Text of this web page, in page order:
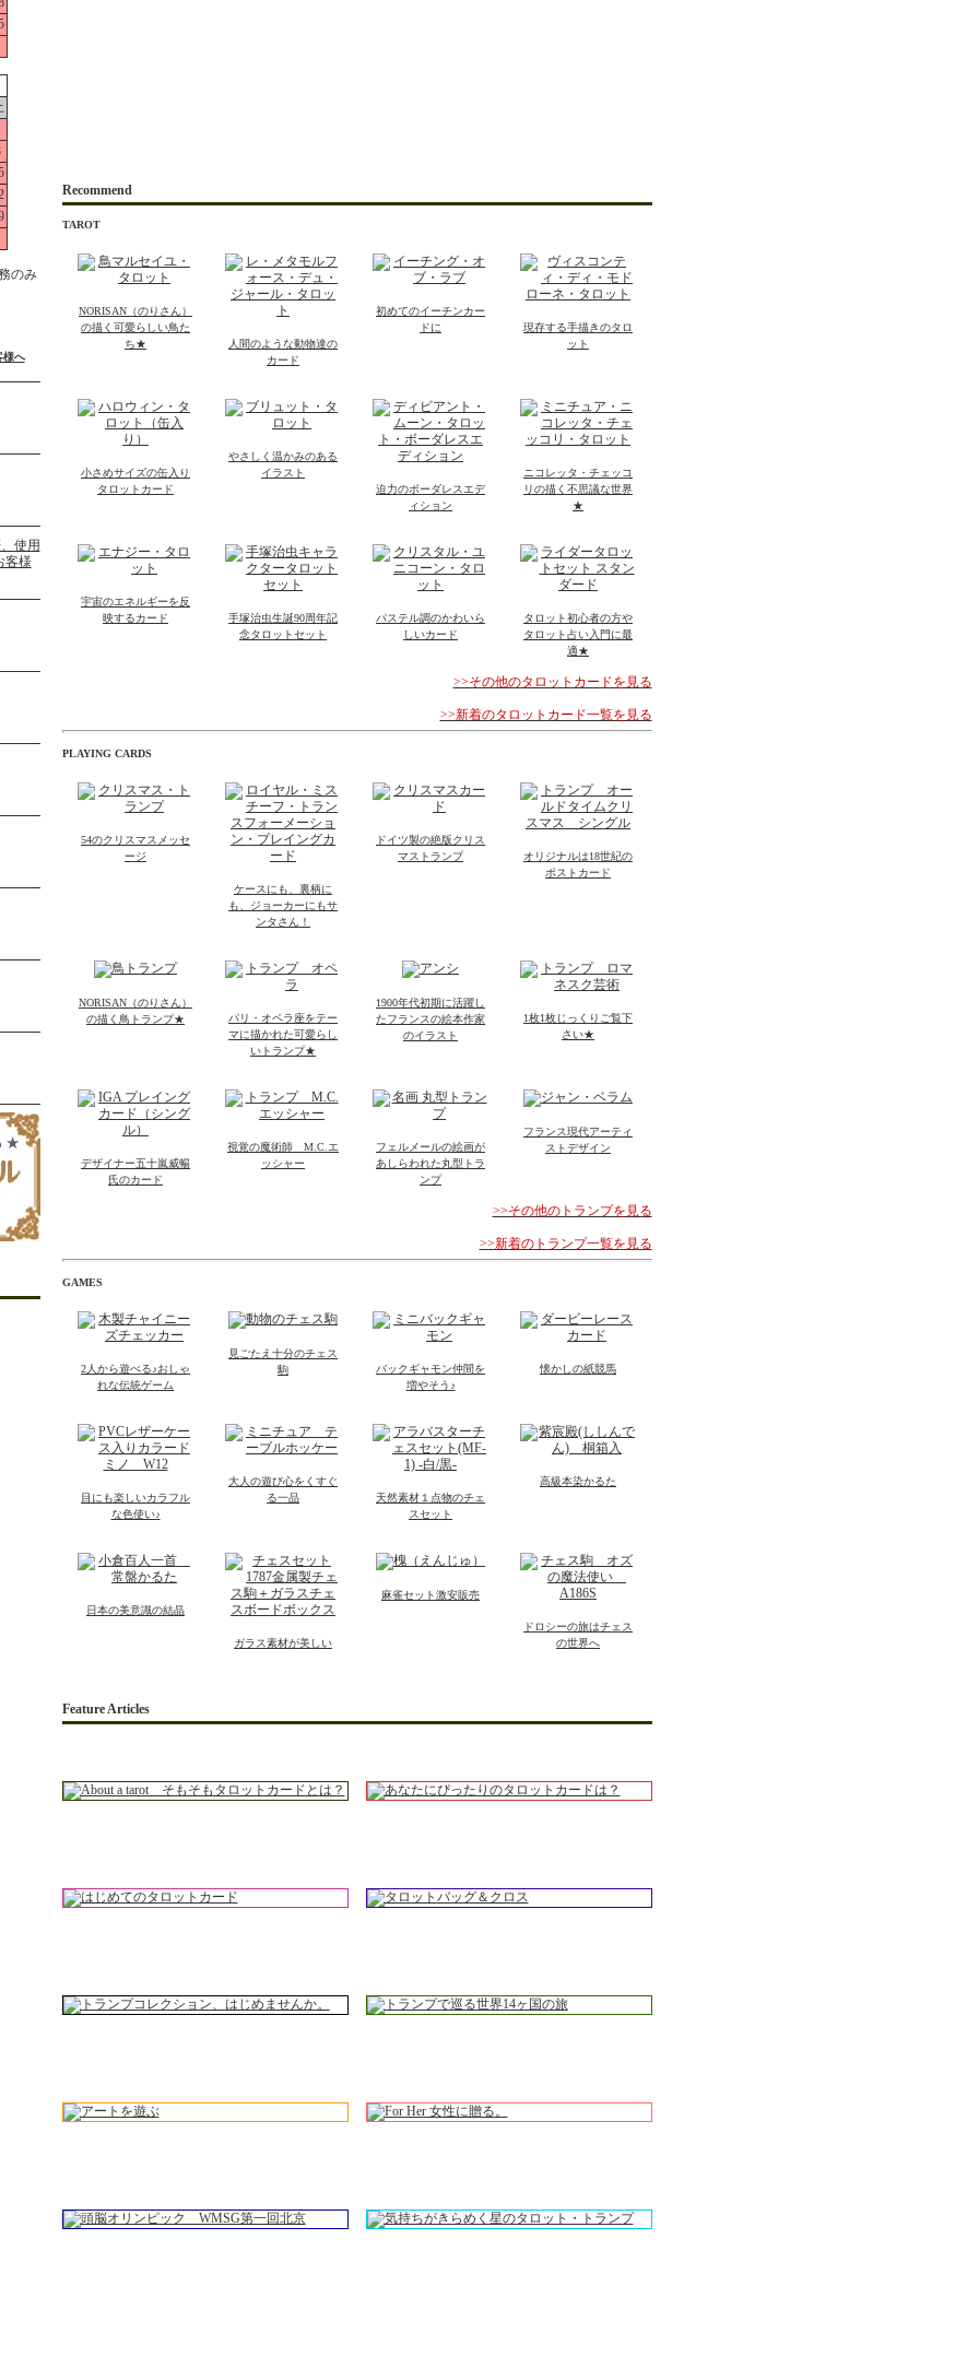
のみ
様へ
Recommend
TAROT
NORISAN（のりさん）
の描く可愛らしい鳥た
ち★
人間のような動物達の
カード
初めてのイーチンカー
ドに
現存する手描きのタロ
ット
小さめサイズの缶入り
タロットカード
やさしく温かみのある
イラスト
迫力のボーダレスエデ
ィション
ニコレッタ・チェッコ
リの描く不思議な世界
★
宇宙のエネルギーを反
映するカード
手塚治虫生誕90周年記
念タロットセット
パステル調のかわいら
しいカード
タロット初心者の方や
タロット占い入門に最
適★
>>その他のタロットカードを見る
>>新着のタロットカード一覧を見る
PLAYING CARDS
54のクリスマスメッセ
ージ
ケースにも、裏柄に
も、ジョーカーにもサ
ンタさん！
ドイツ製の絶版クリス
マストランプ
オリジナルは18世紀の
ポストカード
NORISAN（のりさん）
の描く鳥トランプ★
パリ・オペラ座をテー
マに描かれた可愛らし
いトランプ★
1900年代初期に活躍し
たフランスの絵本作家
のイラスト
1枚1枚じっくりご覧下
さい★
デザイナー五十嵐威暢
氏のカード
視覚の魔術師 M.C.エ
ッシャー
フェルメールの絵画が
あしらわれた丸型トラ
ンプ
フランス現代アーティ
ストデザイン
>>その他のトランプを見る
>>新着のトランプ一覧を見る
GAMES
2人から遊べる♪おしゃ
れな伝統ゲーム
見ごたえ十分のチェス
駒
バックギャモン仲間を
増やそう♪
懐かしの紙競馬
目にも楽しいカラフル
な色使い♪
大人の遊び心をくすぐ
る一品
天然素材１点物のチェ
スセット
高級本染かるた
日本の美意識の結晶
ガラス素材が美しい
麻雀セット激安販売
ドロシーの旅はチェス
の世界へ
Feature Articles